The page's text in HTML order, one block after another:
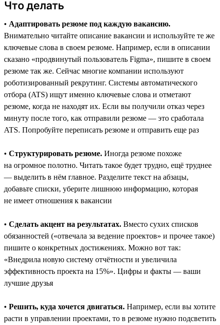
Что делать
• Адаптировать резюме под каждую вакансию.
Внимательно читайте описание вакансии и используйте те же
ключевые слова в своем резюме. Например, если в описании
сказано «продвинутый пользователь Figma», пишите в своем
резюме так же. Сейчас многие компании используют
роботизированный рекрутинг. Системы автоматического
отбора (ATS) ищут именно ключевые слова и отметают
резюме, когда не находят их. Если вы получили отказ через
минуту после того, как отправили резюме ― это сработала
ATS. Попробуйте переписать резюме и отправить еще раз
• Структурировать резюме. Иногда резюме похоже
на огромное полотно. Читать такое будет трудно, ещё труднее
― выделить в нём главное. Разделите текст на абзацы,
добавьте списки, уберите лишнюю информацию, которая
не имеет отношения к вакансии
• Сделать акцент на результатах. Вместо сухих списков
обязанностей («отвечала за ведение проектов» и прочее такое)
пишите о конкретных достижениях. Можно вот так:
«Внедрила новую систему отчётности и увеличила
эффективность проекта на 15%». Цифры и факты — ваши
лучшие друзья
• Решить, куда хочется двигаться. Например, если вы хотите
расти в управлении проектами, то в резюме нужно подсветить